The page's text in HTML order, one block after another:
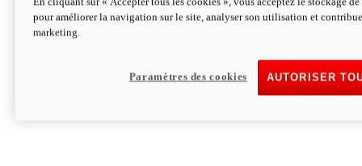
Hypermotard V2 SP 100
Découvrez-le
pour améliorer la navigation sur le site, analyser son utilisation et
marketing.
AUTORISER
Paramètres des cookies